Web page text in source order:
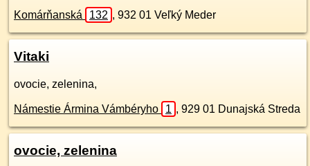
Komárňanská 132 , 932 01 Veľký Meder
Vitaki
ovocie, zelenina,
Námestie Ármina Vámbéryho 1 , 929 01 Dunajská Streda
ovocie, zelenina